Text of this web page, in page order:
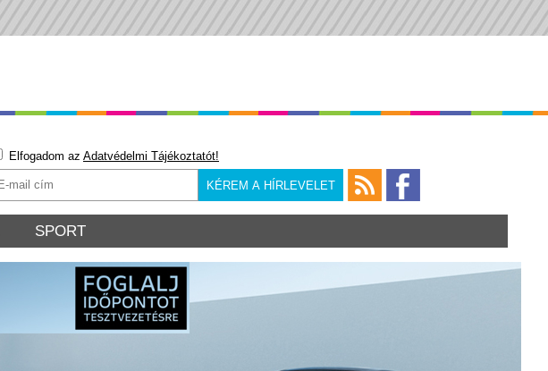
Elfogadom az Adatvédelmi Tájékoztatót!
SPORT